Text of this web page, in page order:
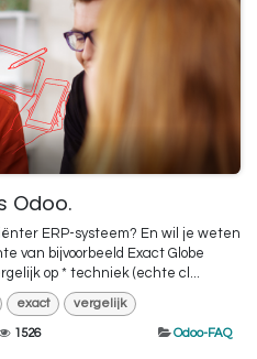
Odoo.
ERP-systeem? En wil je weten
van bijvoorbeeld Exact Globe
op * techniek (echte cl...
exact vergelijk
1526 Odoo-FAQ